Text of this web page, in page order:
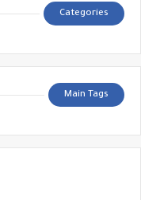
Categories
Main Tags